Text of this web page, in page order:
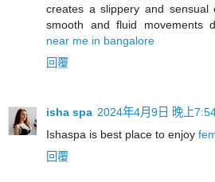
creates a slippery and sensual
smooth and fluid movements
near me in bangalore
回覆
isha spa 2024年4月9日 晚上
Ishaspa is best place to enjoy
回覆